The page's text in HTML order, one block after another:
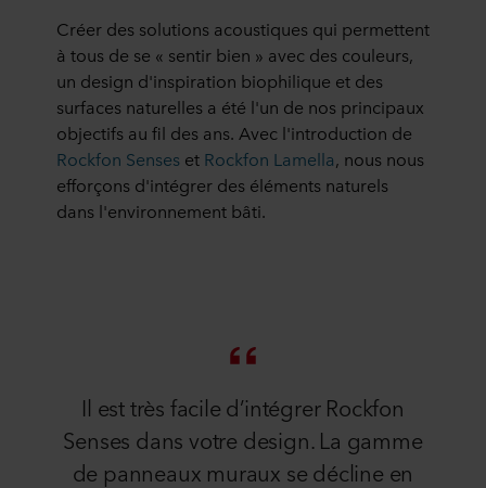
Créer des solutions acoustiques qui permettent
à tous de se « sentir bien » avec des couleurs,
un design d'inspiration biophilique et des
surfaces naturelles a été l'un de nos principaux
objectifs au fil des ans. Avec l'introduction de
Rockfon Senses et Rockfon Lamella, nous nous
efforçons d'intégrer des éléments naturels
dans l'environnement bâti.
Il est très facile d’intégrer Rockfon
Senses dans votre design. La gamme
de panneaux muraux se décline en